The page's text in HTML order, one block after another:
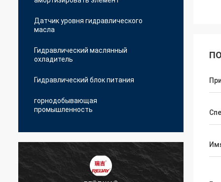
Датчик уровня гидравлического
масла
Гидравлический маслянный
охладитель
Гидравлический блок питания
горнодобывающая
промышленность